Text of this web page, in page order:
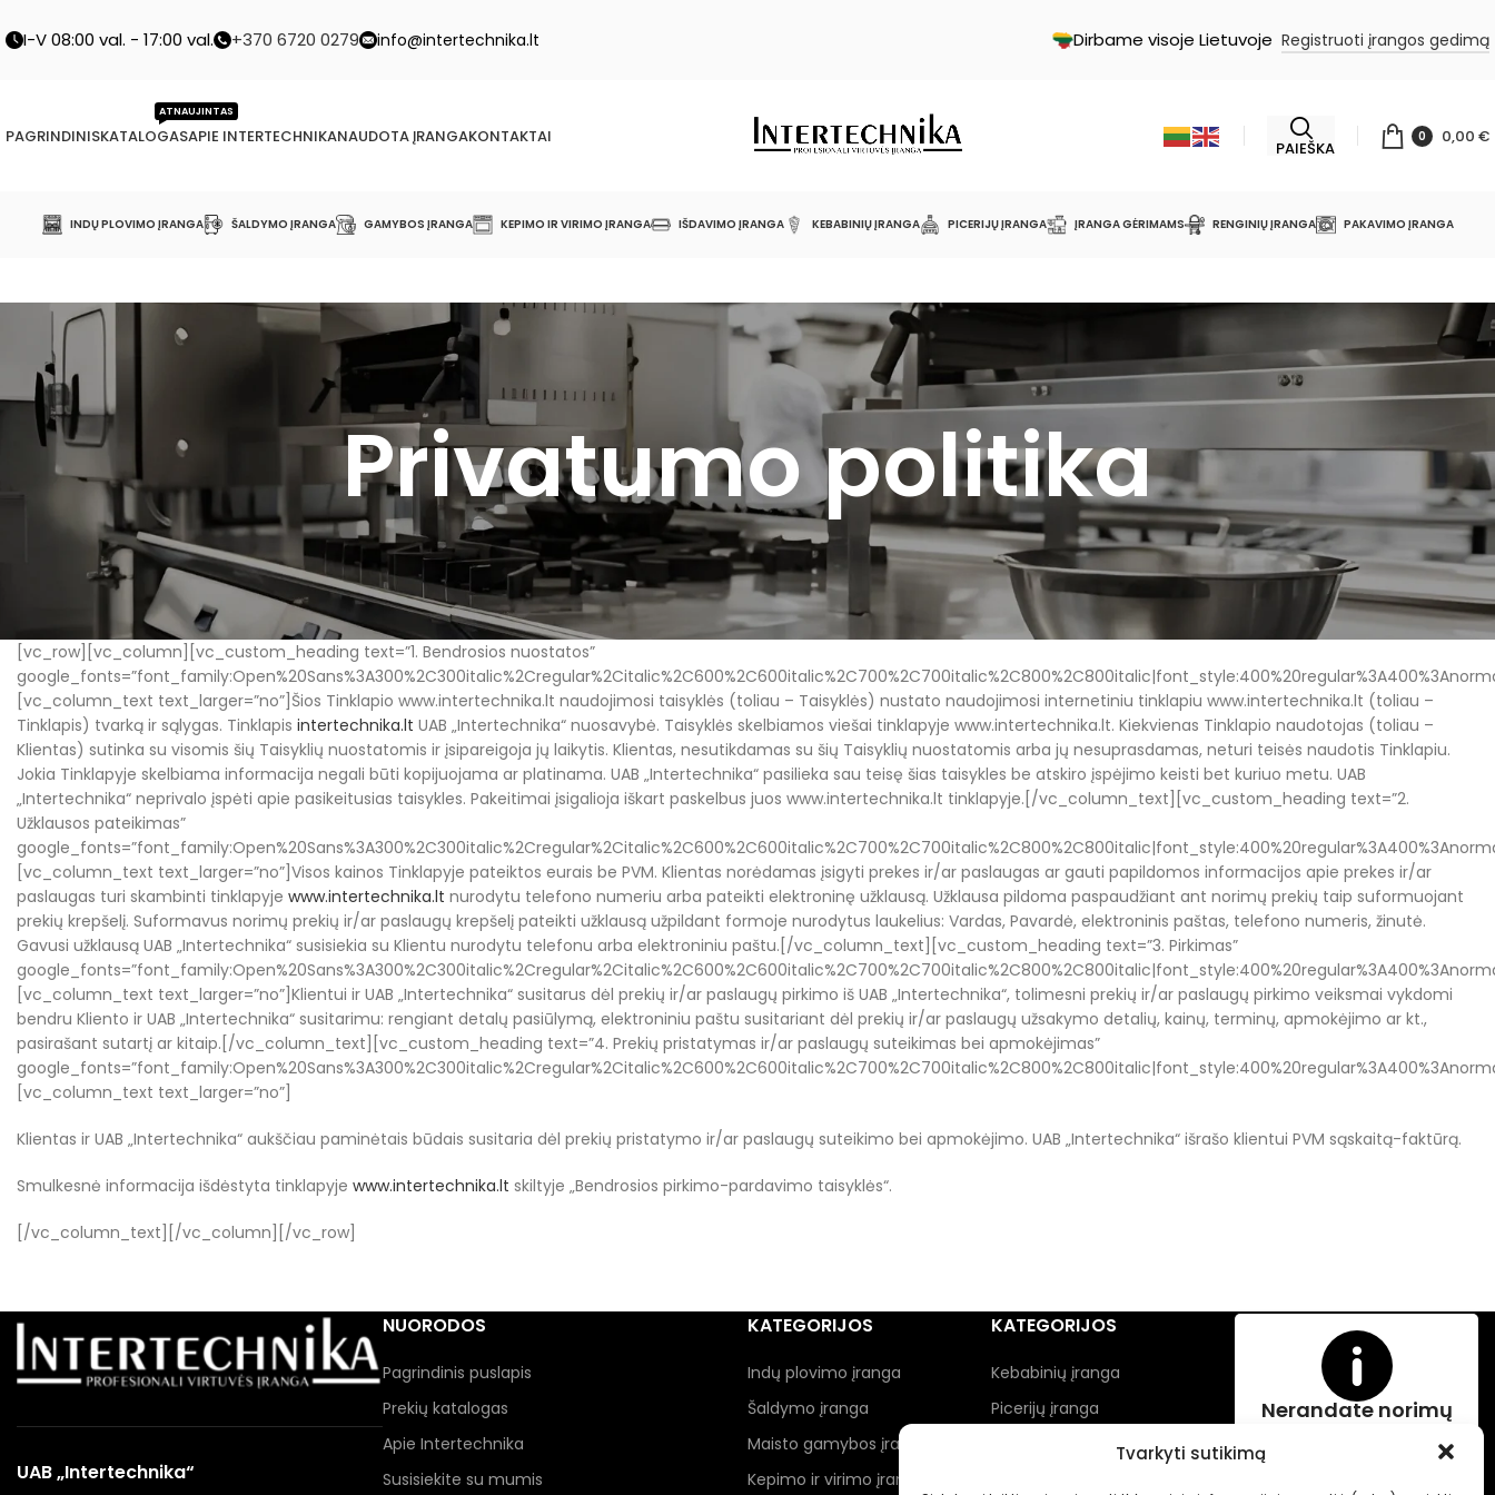
Tvarkyti sutikimą
I-V 08:00 val. - 17:00 val. +370 6720 0279 info@intertechnika.lt Dirbame visoje Lietuvoje Registruoti įrangos gedimą
PAGRINDINISKATALOGAS
ATNAUJINTAS
APIE INTERTECHNIKANAUDOTA ĮRANGAKONTAKTAI
PAIEŠKA
0 0,00 €
INDŲ PLOVIMO ĮRANGA ŠALDYMO ĮRANGA GAMYBOS ĮRANGA KEPIMO IR VIRIMO ĮRANGA IŠDAVIMO ĮRANGA KEBABINIŲ ĮRANGA PICERIJŲ ĮRANGA ĮRANGA GĖRIMAMS RENGINIŲ ĮRANGA PAKAVIMO ĮRANGA
Privatumo politika
[vc_row][vc_column][vc_custom_heading text=”1. Bendrosios nuostatos”
[vc_column_text text_larger=”no”]Šios Tinklapio www.intertechnika.lt naudojimosi taisyklės (toliau – Taisyklės) nustato naudojimosi internetiniu tinklapiu www.intertechnika.lt (toliau –
Tinklapis) tvarką ir sąlygas. Tinklapis intertechnika.lt UAB „Intertechnika“ nuosavybė. Taisyklės skelbiamos viešai tinklapyje www.intertechnika.lt. Kiekvienas Tinklapio naudotojas (toliau –
Klientas) sutinka su visomis šių Taisyklių nuostatomis ir įsipareigoja jų laikytis. Klientas, nesutikdamas su šių Taisyklių nuostatomis arba jų nesuprasdamas, neturi teisės naudotis Tinklapiu.
Jokia Tinklapyje skelbiama informacija negali būti kopijuojama ar platinama. UAB „Intertechnika“ pasilieka sau teisę šias taisykles be atskiro įspėjimo keisti bet kuriuo metu. UAB
„Intertechnika“ neprivalo įspėti apie pasikeitusias taisykles. Pakeitimai įsigalioja iškart paskelbus juos www.intertechnika.lt tinklapyje.[/vc_column_text][vc_custom_heading text=”2.
Užklausos pateikimas”
[vc_column_text text_larger=”no”]Visos kainos Tinklapyje pateiktos eurais be PVM. Klientas norėdamas įsigyti prekes ir/ar paslaugas ar gauti papildomos informacijos apie prekes ir/ar
paslaugas turi skambinti tinklapyje www.intertechnika.lt nurodytu telefono numeriu arba pateikti elektroninę užklausą. Užklausa pildoma paspaudžiant ant norimų prekių taip suformuojant
prekių krepšelį. Suformavus norimų prekių ir/ar paslaugų krepšelį pateikti užklausą užpildant formoje nurodytus laukelius: Vardas, Pavardė, elektroninis paštas, telefono numeris, žinutė.
Gavusi užklausą UAB „Intertechnika“ susisiekia su Klientu nurodytu telefonu arba elektroniniu paštu.[/vc_column_text][vc_custom_heading text=”3. Pirkimas”
[vc_column_text text_larger=”no”]Klientui ir UAB „Intertechnika“ susitarus dėl prekių ir/ar paslaugų pirkimo iš UAB „Intertechnika“, tolimesni prekių ir/ar paslaugų pirkimo veiksmai vykdomi
bendru Kliento ir UAB „Intertechnika“ susitarimu: rengiant detalų pasiūlymą, elektroniniu paštu susitariant dėl prekių ir/ar paslaugų užsakymo detalių, kainų, terminų, apmokėjimo ar kt.,
pasirašant sutartį ar kitaip.[/vc_column_text][vc_custom_heading text=”4. Prekių pristatymas ir/ar paslaugų suteikimas bei apmokėjimas”
[vc_column_text text_larger=”no”]
Klientas ir UAB „Intertechnika“ aukščiau paminėtais būdais susitaria dėl prekių pristatymo ir/ar paslaugų suteikimo bei apmokėjimo. UAB „Intertechnika“ išrašo klientui PVM sąskaitą-faktūrą.
Smulkesnė informacija išdėstyta tinklapyje www.intertechnika.lt skiltyje „Bendrosios pirkimo-pardavimo taisyklės“.
[/vc_column_text][/vc_column][/vc_row]
UAB „Intertechnika“
NUORODOS
Pagrindinis puslapis
Prekių katalogas
Apie Intertechnika
Susisiekite su mumis
KATEGORIJOS
Indų plovimo įranga
Šaldymo įranga
Maisto gamybos įranga
Kepimo ir virimo įranga
KATEGORIJOS
Kebabinių įranga
Picerijų įranga
Įranga gėrimams
Nerandate norimų
Jei neradote Jums